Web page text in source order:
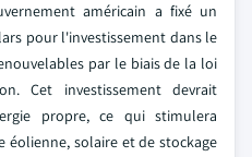
américain a fixé un
pour l'investissement dans le
par le biais de la loi
Cet investissement devrait
propre, ce qui stimulera
solaire et de stockage